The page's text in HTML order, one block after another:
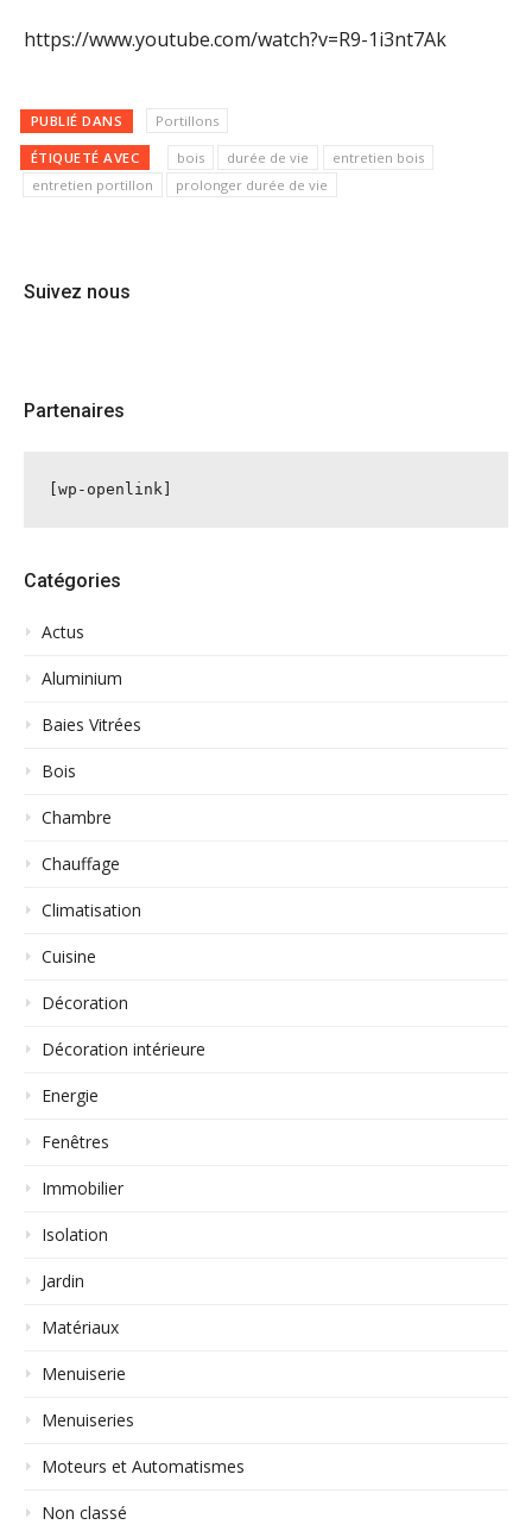
https://www.youtube.com/watch?v=R9-1i3nt7Ak
PUBLIÉ DANS Portillons
ÉTIQUETÉ AVEC bois durée de vie
entretien bois
entretien portillon
prolonger durée de vie
Suivez nous
Partenaires
[wp-openlink]
Catégories
Actus
Aluminium
Baies Vitrées
Bois
Chambre
Chauffage
Climatisation
Cuisine
Décoration
Décoration intérieure
Energie
Fenêtres
Immobilier
Isolation
Jardin
Matériaux
Menuiserie
Menuiseries
Moteurs et Automatismes
Non classé